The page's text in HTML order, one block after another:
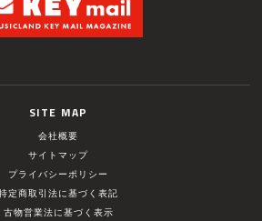
SITE MAP
会社概要
サイトマップ
プライバシーポリシー
定商取引法に基づく表記
古物営業法に基づく表示